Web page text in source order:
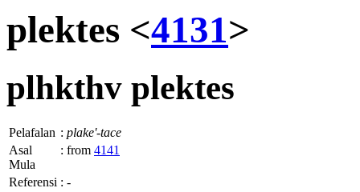
plektes <4131>
plhkthv plektes
Pelafalan : plake'-tace
Asal
Mula
: from 4141
Referensi : -